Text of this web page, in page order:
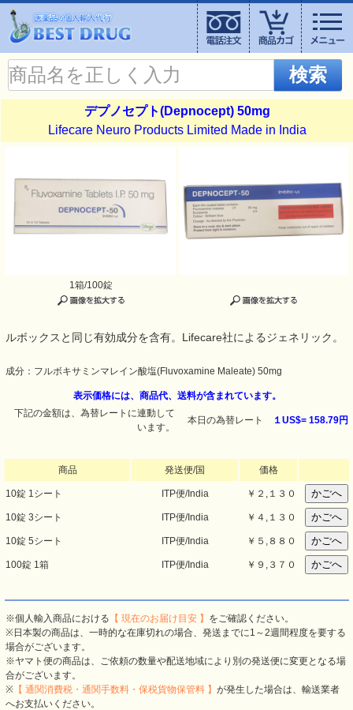
検索
デプノセプト(Depnocept) 50mg
Lifecare Neuro Products Limited Made in India
1箱/100錠
ルボックスと同じ有効成分を含有。Lifecare社によるジェネリック。
成分：フルボキサミンマレイン酸塩(Fluvoxamine Maleate) 50mg
表示価格には、商品代、送料が含まれています。
下記の金額は、為替レートに連動して
います。
本日の為替レート １US$= 158.79円
商品 発送便/国 価格
10錠 1シート ITP便/India ￥ ２,１３０
10錠 3シート ITP便/India ￥ ４,１３０
10錠 5シート ITP便/India ￥ ５,８８０
100錠 1箱 ITP便/India ￥ ９,３７０
※個人輸入商品における 【 現在のお届け目安 】 をご確認ください。
※日本製の商品は、一時的な在庫切れの場合、発送までに1～2週間程度を要する
場合がございます。
※ヤマト便の商品は、ご依頼の数量や配送地域により別の発送便に変更となる場
合がございます。
※ 【 通関消費税・通関手数料・保税貨物保管料 】 が発生した場合は、輸送業者
へお支払いください。